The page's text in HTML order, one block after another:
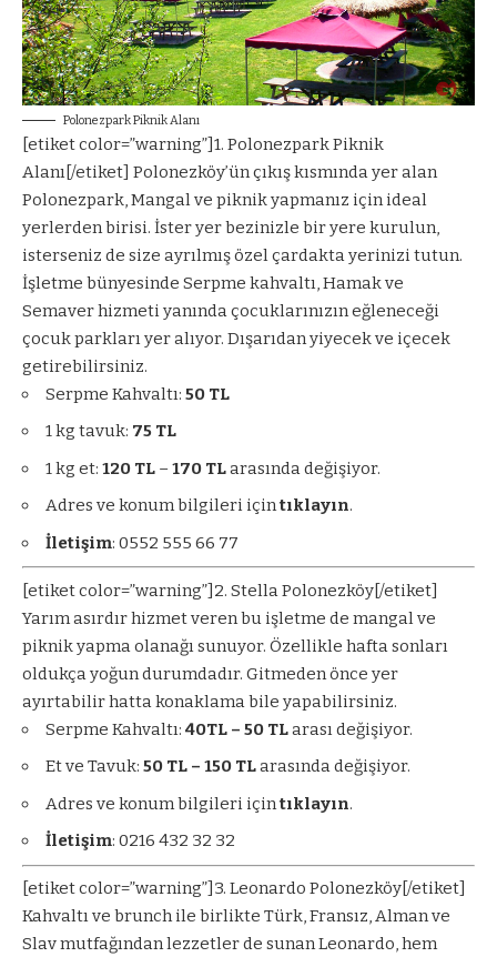
Polonezpark Piknik Alanı
[etiket color=”warning”]1. Polonezpark Piknik
Alanı[/etiket] Polonezköy’ün çıkış kısmında yer alan
Polonezpark, Mangal ve piknik yapmanız için ideal
yerlerden birisi. İster yer bezinizle bir yere kurulun,
isterseniz de size ayrılmış özel çardakta yerinizi tutun.
İşletme bünyesinde Serpme kahvaltı, Hamak ve
Semaver hizmeti yanında çocuklarınızın eğleneceği
çocuk parkları yer alıyor. Dışarıdan yiyecek ve içecek
getirebilirsiniz.
Serpme Kahvaltı: 50 TL
1 kg tavuk: 75 TL
1 kg et: 120 TL – 170 TLarasında değişiyor.
Adres ve konum bilgileri içintıklayın.
İletişim: 0552 555 66 77
[etiket color=”warning”]2. Stella Polonezköy[/etiket]
Yarım asırdır hizmet veren bu işletme de mangal ve
piknik yapma olanağı sunuyor. Özellikle hafta sonları
oldukça yoğun durumdadır. Gitmeden önce yer
ayırtabilir hatta konaklama bile yapabilirsiniz.
Serpme Kahvaltı: 40TL – 50 TLarası değişiyor.
Et ve Tavuk: 50 TL – 150 TLarasında değişiyor.
Adres ve konum bilgileri içintıklayın.
İletişim: 0216 432 32 32
[etiket color=”warning”]3. Leonardo Polonezköy[/etiket]
Kahvaltı ve brunch ile birlikte Türk, Fransız, Alman ve
Slav mutfağından lezzetler de sunan Leonardo, hem